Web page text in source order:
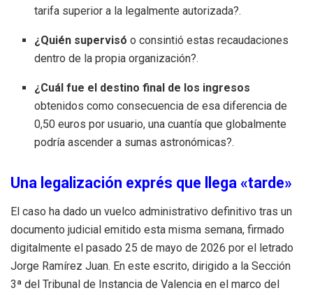
tarifa superior a la legalmente autorizada?.
¿Quién supervisó o consintió estas recaudaciones
dentro de la propia organización?.
¿Cuál fue el destino final de los ingresos
obtenidos como consecuencia de esa diferencia de
0,50 euros por usuario, una cuantía que globalmente
podría ascender a sumas astronómicas?.
Una legalización exprés que llega «tarde»
El caso ha dado un vuelco administrativo definitivo tras un
documento judicial emitido esta misma semana, firmado
digitalmente el pasado 25 de mayo de 2026 por el letrado
Jorge Ramírez Juan. En este escrito, dirigido a la Sección
3ª del Tribunal de Instancia de Valencia en el marco del